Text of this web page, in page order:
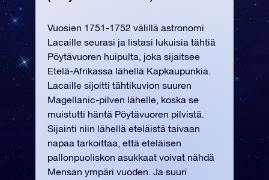
Vuosien 1751-1752 välillä astronomi
Lacaille seurasi ja listasi lukuisia tähtiä
Pöytävuoren huipulta, joka sijaitsee
Etelä-Afrikassa lähellä Kapkaupunkia.
Lacaille sijoitti tähtikuvion suuren
Magellanic-pilven lähelle, koska se
muistutti häntä Pöytävuoren pilvistä.
Sijainti niin lähellä eteläistä taivaan
napaa tarkoittaa, että eteläisen
pallonpuoliskon asukkaat voivat nähdä
Mensan ympäri vuoden. Ja suuri